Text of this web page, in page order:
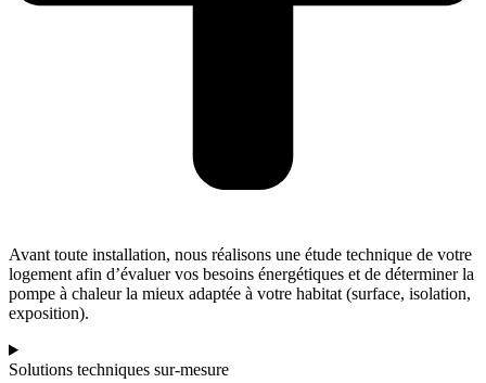
Avant toute installation, nous réalisons une étude technique de votre
logement afin d’évaluer vos besoins énergétiques et de déterminer la
pompe à chaleur la mieux adaptée à votre habitat (surface, isolation,
exposition).
Solutions techniques sur-mesure